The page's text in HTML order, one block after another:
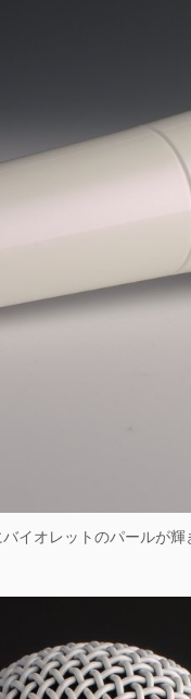
イオレットのパールが輝